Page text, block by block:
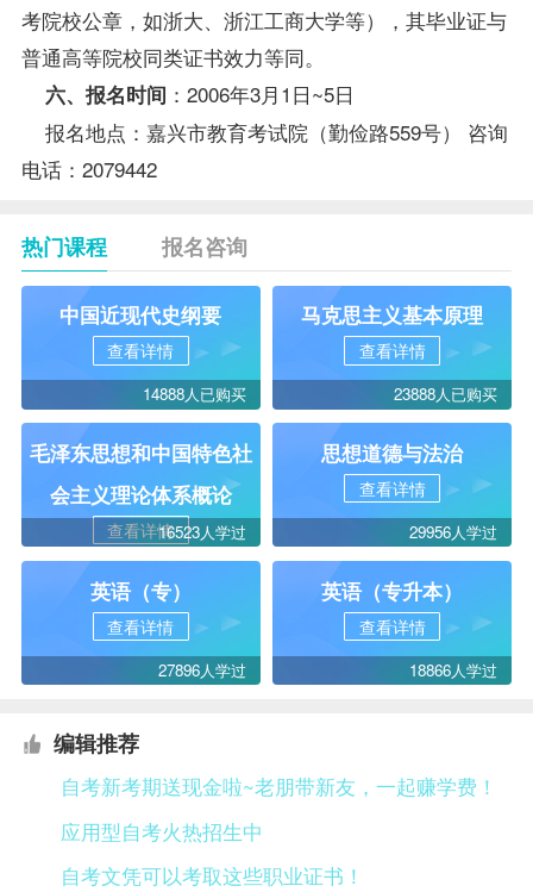
考院校公章，如浙大、浙江工商大学等），其毕业证与
普通高等院校同类证书效力等同。
六、报名时间 ：2006年3月1日~5日
报名地点：嘉兴市教育考试院（勤俭路559号） 咨询
电话：2079442
热门课程 报名咨询
中国近现代史纲要
查看详情
14888人已购买
马克思主义基本原理
查看详情
23888人已购买
毛泽东思想和中国特色社
会主义理论体系概论
查看详情16523人学过
思想道德与法治
查看详情
29956人学过
英语（专）
查看详情
27896人学过
英语（专升本）
查看详情
18866人学过
编辑推荐
自考新考期送现金啦~老朋带新友，一起赚学费！
应用型自考火热招生中
自考文凭可以考取这些职业证书！